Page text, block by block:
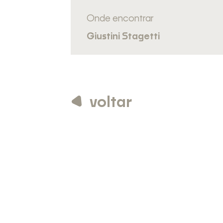
Onde encontrar
Giustini Stagetti
voltar